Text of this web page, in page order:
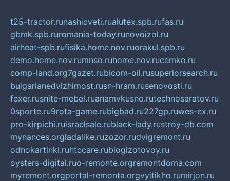
t25-tractor.runashicveti.rualutex.spb.rufas.ru
gbmk.spb.ruromania-today.runovoizol.ru
airheat-spb.rufisika.home.nov.ruorakul.spb.ru
demo.home.nov.rumnso.ruhome.nov.rucemko.ru
comp-land.org7gazet.rubicom-oil.rusuperiorsearch.ru
bulgarianedvizhimost.rusn-hram.rusenovosti.ru
fexer.rusnite-mebel.ruanamvkusno.rutechnosaratov.ru
0sporte.ru9rota-game.rubigbad.ru227gp.ruwes-ex.ru
pro-kirpichi.ruisraelsale.rublack-lady.rustroy-db.com
mynances.orgladalike.ruzozor.rudvigremont.ru
odnokartinki.ruhtccare.rublogizotovoy.ru
oysters-digital.ruo-remonte.orgremontdoma.com
myremont.orgportal-remonta.orgvyitikho.rumirjon.ru